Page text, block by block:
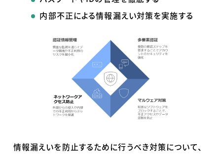
内部不正による情報漏えい対策を実施する
情報漏えいを防止するために行うべき対策について、